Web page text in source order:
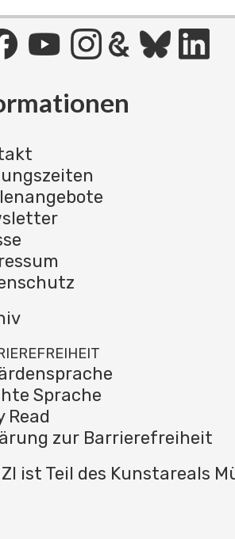
Sprache
Read
zur Barrierefreiheit
ZI ist Teil des Kunstareals